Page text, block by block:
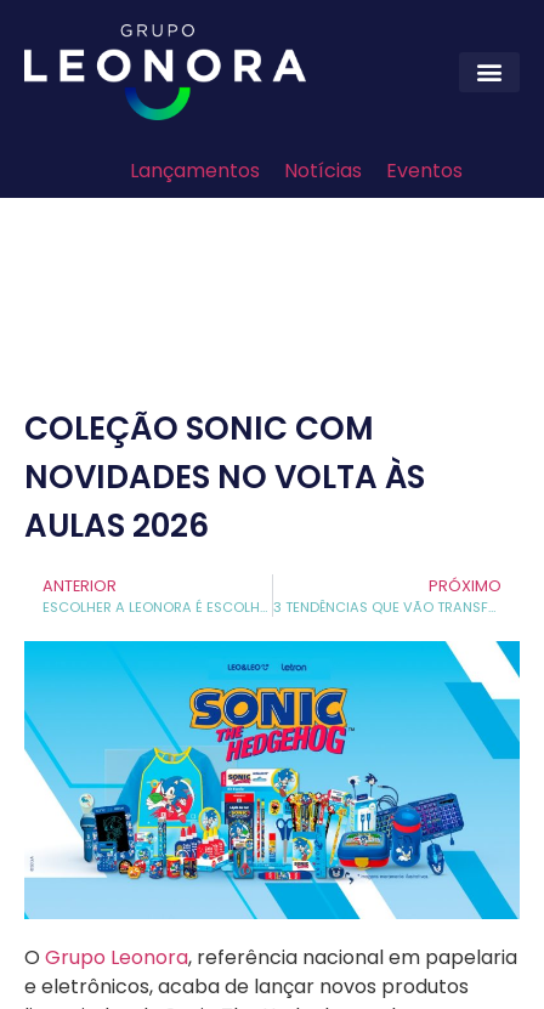
Lançamentos Notícias Eventos
COLEÇÃO SONIC COM
NOVIDADES NO VOLTA ÀS
AULAS 2026
ANTERIOR
ESCOLHER A LEONORA É ESCOLHER FELICIDADE
PRÓXIMO
3 TENDÊNCIAS QUE VÃO TRANSFORMAR O MERCADO DE PAPELARIA
O Grupo Leonora, referência nacional em papelaria
e eletrônicos, acaba de lançar novos produtos